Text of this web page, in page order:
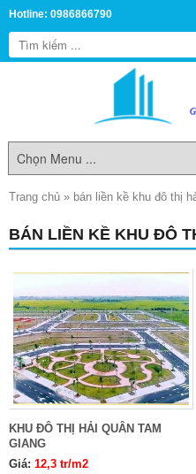
Hotline: 0986866790
Trang chủ » bán liền kề khu đô thị
BÁN LIỀN KỀ KHU ĐÔ
KHU ĐÔ THỊ HẢI QUÂN TAM
GIANG
Giá: 12,3 tr/m2